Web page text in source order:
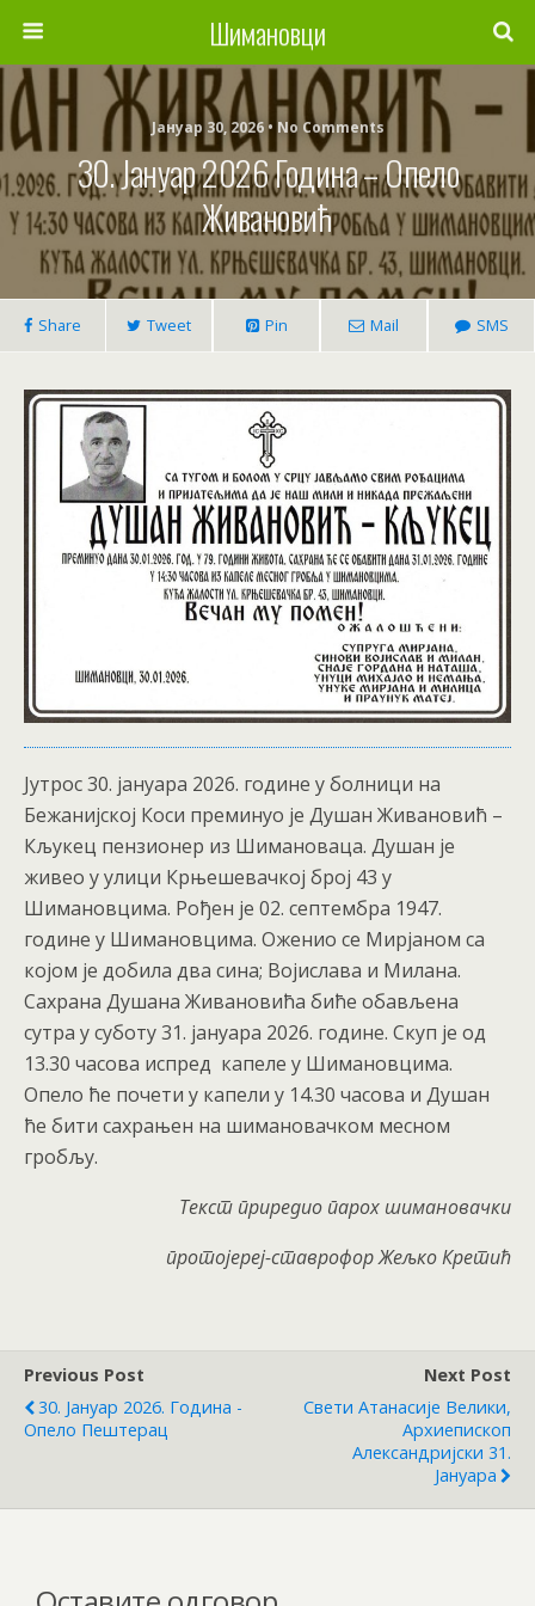
Шимановци
Јануар 30, 2026 • No Comments
30. Јануар 2026 Година – Опело
Живановић
Share Tweet Pin Mail SMS
Јутрос 30. јануара 2026. године у болници на
Бежанијској Коси преминуо је Душан Живановић –
Кљукец пензионер из Шимановаца. Душан је
живео у улици Крњешевачкој број 43 у
Шимановцима. Рођен је 02. септембра 1947.
године у Шимановцима. Оженио се Мирјаном са
којом је добила два сина; Војислава и Милана.
Сахрана Душана Живановића биће обављена
сутра у суботу 31. јануара 2026. године. Скуп је од
13.30 часова испред капеле у Шимановцима.
Опело ће почети у капели у 14.30 часова и Душан
ће бити сахрањен на шимановачком месном
гробљу.
Текст приредио парох шимановачки
протојереј-ставрофорЖељко Кретић
Previous Post
30. Јануар 2026. Година -
Опело Пештерац
Next Post
Свети Атанасије Велики,
Архиепископ
Александријски 31.
Јануара